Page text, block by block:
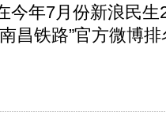
今年7月份新浪民
昌铁路”官方微博